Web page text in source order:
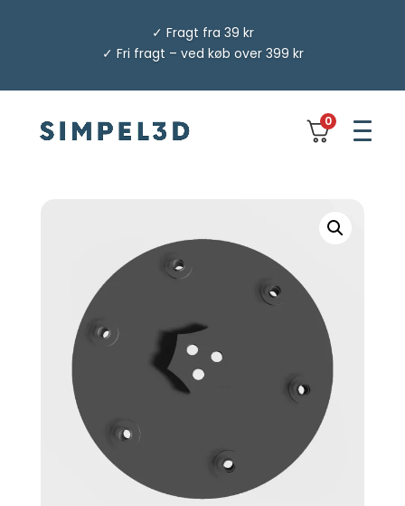
✓ Fragt fra 39 kr
✓ Fri fragt – ved køb over 399 kr
0